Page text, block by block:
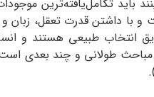
باید تکامل‌یافته‌ترین
و با داشتن قدرت تعقل،